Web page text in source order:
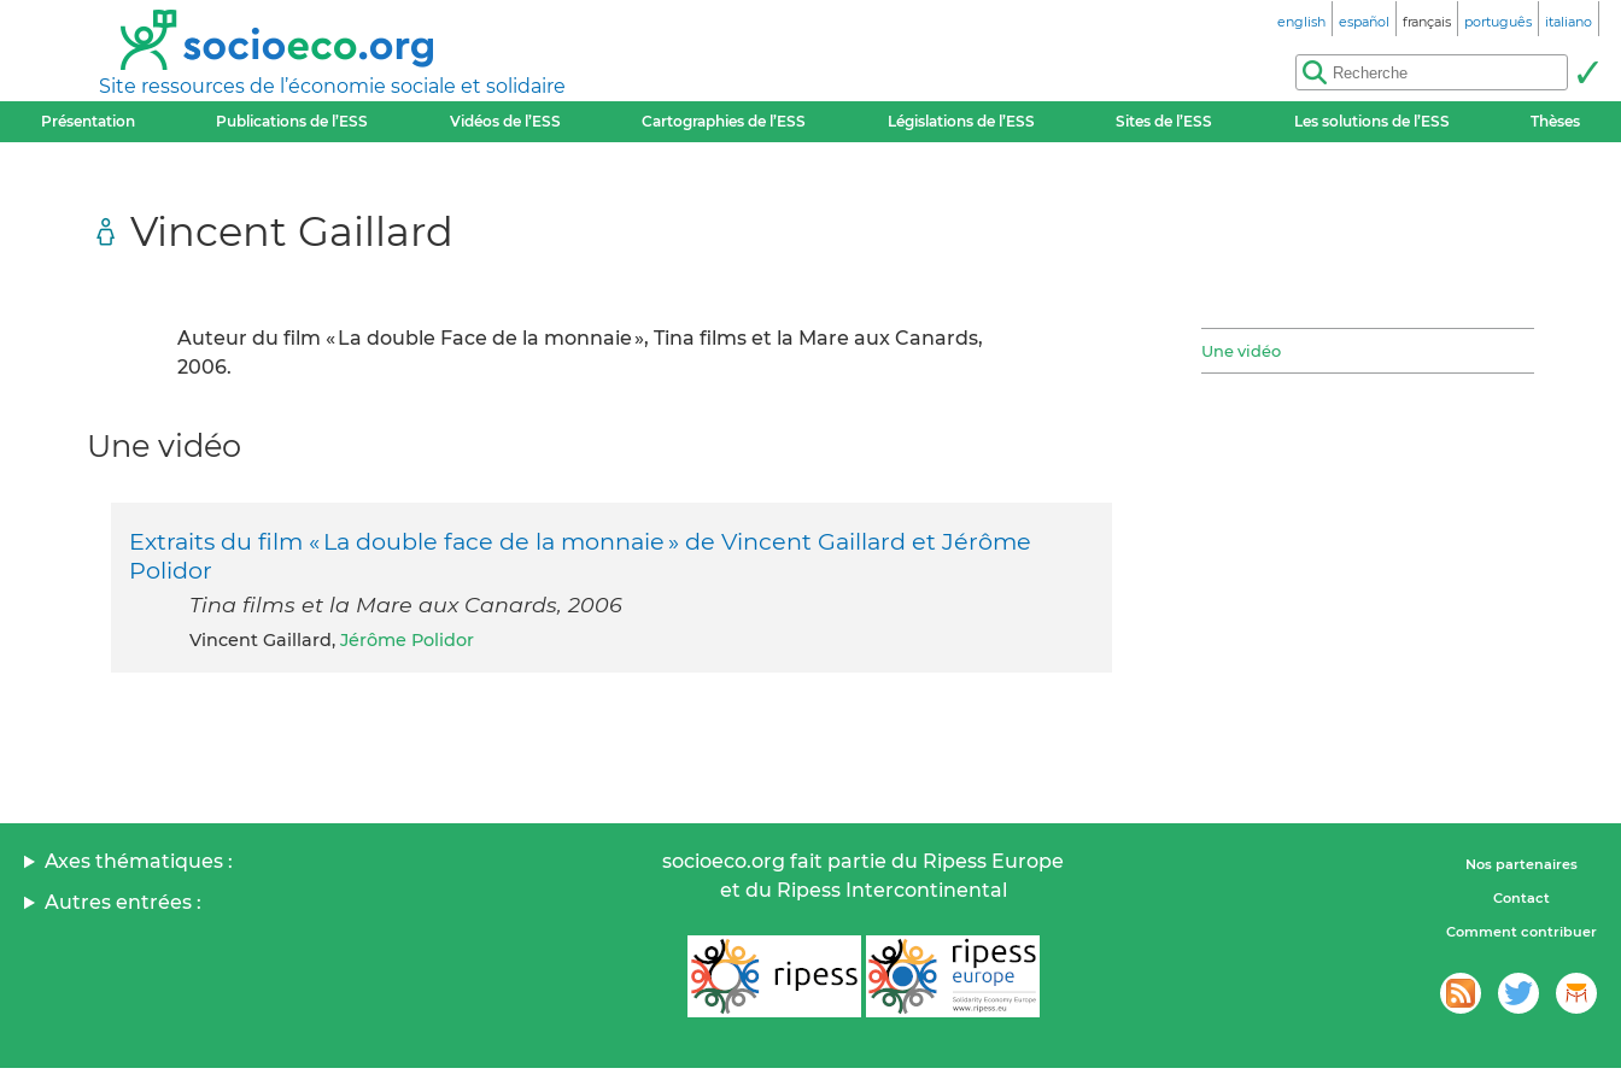
Site ressources de l’économie sociale et solidaire
english español français português italiano
Présentation Publications de l’ESS Vidéos de l’ESS Cartographies de l’ESS Législations de l’ESS Sites de l’ESS Les solutions de l’ESS Thèses
Vincent Gaillard
Auteur du film « La double Face de la monnaie », Tina films et la Mare aux Canards,
2006.
Une vidéo
Une vidéo
Extraits du film « La double face de la monnaie » de Vincent Gaillard et Jérôme
Polidor
Tina films et la Mare aux Canards, 2006
Vincent Gaillard, Jérôme Polidor
Axes thématiques :
Autres entrées :
socioeco.org fait partie du Ripess Europe
et du Ripess Intercontinental
Nos partenaires
Contact
Comment contribuer